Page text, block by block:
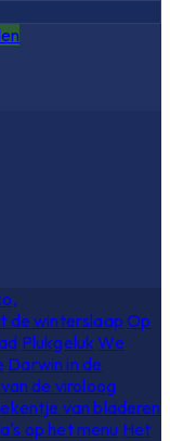
de winterslaap Op
Plukgeluk We
Darwin in de
de viroloog
van bladeren
op het menu Het